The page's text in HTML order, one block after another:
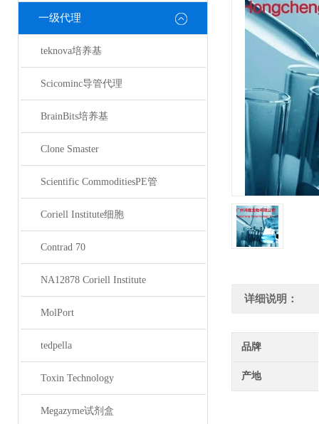
一级代理
teknova培养基
Scicominc导管代理
BrainBits培养基
Clone Smaster
Scientific CommoditiesPE管
Coriell Institute细胞
Contrad 70
NA12878 Coriell Institute
MolPort
tedpella
Toxin Technology
Megazyme试剂盒
详细说明：
品牌
产地